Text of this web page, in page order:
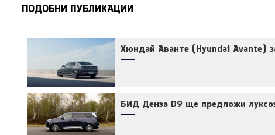
ПОДОБНИ ПУБЛИКАЦИИ
Хюндай Аванте (Hyundai Avante)
БИД Денза D9 ще предложи